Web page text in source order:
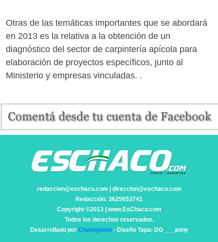
Otras de las temáticas importantes que se abordará
en 2013 es la relativa a la obtención de un
diagnóstico del sector de carpintería apícola para
elaboración de proyectos específicos, junto al
Ministerio y empresas vinculadas. .
redaccion@eschaco.com | direccion@eschaco.com
Redacción: 3625653741
Copyright ©2013 | www.EsChaco.com
Todos los derechos reservados.
Desarrollado por Chamigonet- Diseño Tapa: DG ___anny